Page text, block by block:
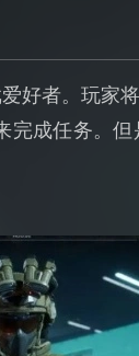
好者。玩家
成任务。